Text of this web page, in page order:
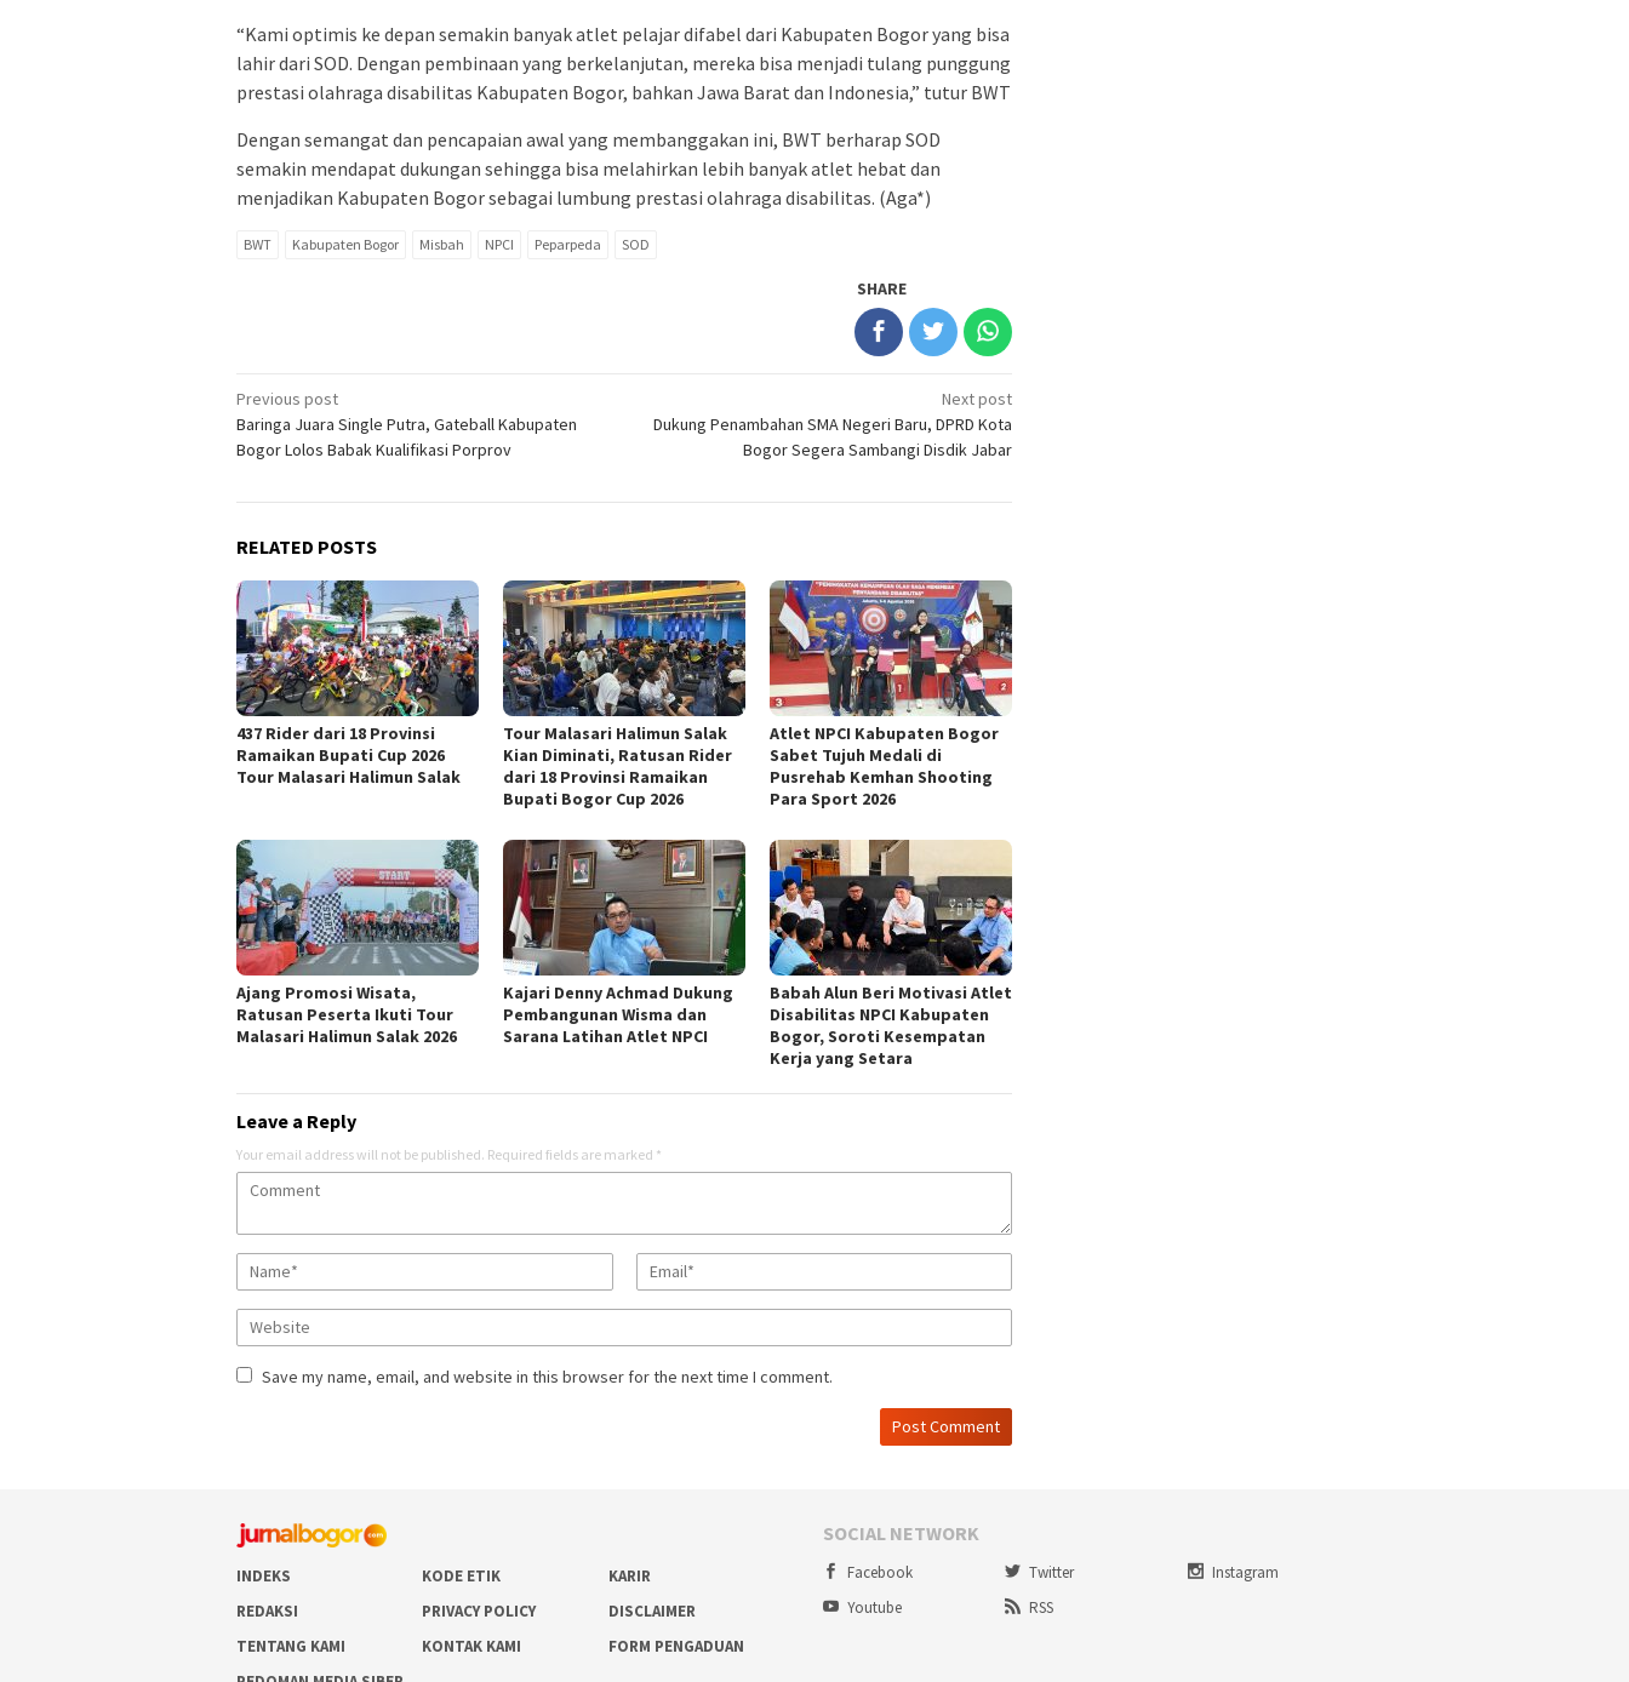
“Kami optimis ke depan semakin banyak atlet pelajar difabel dari Kabupaten Bogor yang bisa
lahir dari SOD. Dengan pembinaan yang berkelanjutan, mereka bisa menjadi tulang punggung
prestasi olahraga disabilitas Kabupaten Bogor, bahkan Jawa Barat dan Indonesia,” tutur BWT
Dengan semangat dan pencapaian awal yang membanggakan ini, BWT berharap SOD
semakin mendapat dukungan sehingga bisa melahirkan lebih banyak atlet hebat dan
menjadikan Kabupaten Bogor sebagai lumbung prestasi olahraga disabilitas. (Aga*)
BWT Kabupaten Bogor Misbah NPCI Peparpeda SOD
SHARE
Post
navigation
Previous post
Baringa Juara Single Putra, Gateball Kabupaten
Bogor Lolos Babak Kualifikasi Porprov
Next post
Dukung Penambahan SMA Negeri Baru, DPRD Kota
Bogor Segera Sambangi Disdik Jabar
RELATED POSTS
437 Rider dari 18 Provinsi
Ramaikan Bupati Cup 2026
Tour Malasari Halimun Salak
Tour Malasari Halimun Salak
Kian Diminati, Ratusan Rider
dari 18 Provinsi Ramaikan
Bupati Bogor Cup 2026
Atlet NPCI Kabupaten Bogor
Sabet Tujuh Medali di
Pusrehab Kemhan Shooting
Para Sport 2026
Ajang Promosi Wisata,
Ratusan Peserta Ikuti Tour
Malasari Halimun Salak 2026
Kajari Denny Achmad Dukung
Pembangunan Wisma dan
Sarana Latihan Atlet NPCI
Babah Alun Beri Motivasi Atlet
Disabilitas NPCI Kabupaten
Bogor, Soroti Kesempatan
Kerja yang Setara
Leave a Reply
Your email address will not be published. Required fields are marked *
Save my name, email, and website in this browser for the next time I comment.
INDEKS KODE ETIK
KARIR
REDAKSI
PRIVACY POLICY
DISCLAIMER
TENTANG KAMI
KONTAK KAMI
FORM PENGADUAN
SOCIAL NETWORK
Facebook Twitter
Instagram
Youtube
RSS